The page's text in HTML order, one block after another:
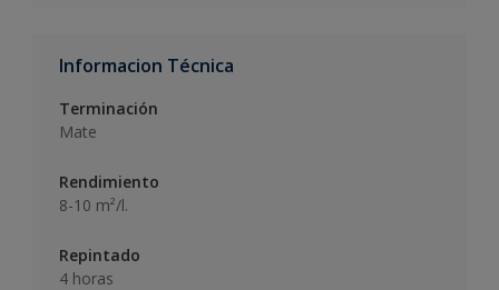
Informacion Técnica
Terminación
Mate
Rendimiento
8-10 m²/l.
Repintado
4 horas